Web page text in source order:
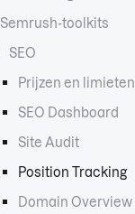
Semrush-toolkits
SEO
Prijzen en limieten
SEO Dashboard
Site Audit
Position Tracking
Domain Overview